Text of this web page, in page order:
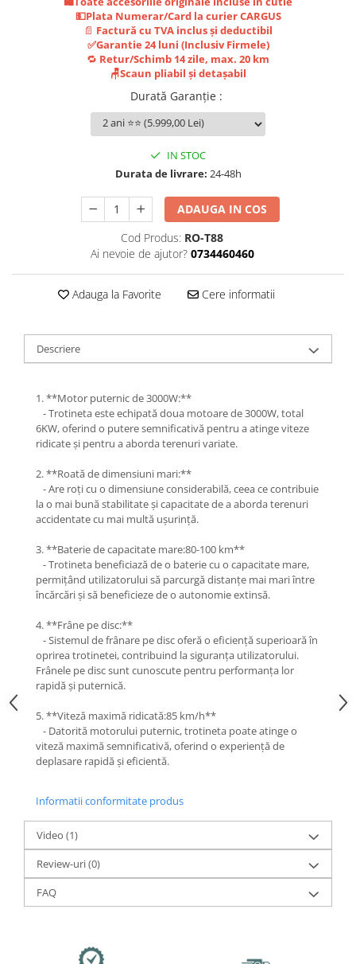
Valve & extensii
Acceleratoare & comenzi
Lumini / iluminare
Controlere & Conversoare DC/DC
Prize de încărcare
Cabluri pentru baterii
Localizatoare GPS
Mecanică
secundare
Pliere, pasadores & tije
Crickuri / suporturi parcare
Rulmenți
Transmisii & lanțuri
Claxoane / sonerii (timbres)
Frâne
Discuri de frana
Plăcuțe de frână
Cabluri de frână
Manete de frână
Consumabile & Unelte
Conectori
Organizatoare cabluri
Unelte & truse
Adezivi & pastă termoconductoare
Tuburi termocontractabile
Șuruburi / kituri prindere
Publicitate & elemente expo
💵Plata Numerar/Card la curier CARGUS
📄 Factură cu TVA inclus și deductibil
✅Garantie 24 luni (Inclusiv Firmele)
🔁 Retur/Schimb 14 zile, max. 20 km
🪑Scaun pliabil și detașabil
Durată Garanție :
IN STOC
Durata de livrare: 24-48h
ADAUGA IN COS
Cod Produs: RO-T88
Ai nevoie de ajutor? 0734460460
Adauga la Favorite Cere informatii
Descriere
1. **Motor puternic de 3000W:**
- Trotineta este echipată doua motoare de 3000W, total
6KW, oferind o putere semnificativă pentru a atinge viteze
ridicate și pentru a aborda terenuri variate.
2. **Roată de dimensiuni mari:**
- Are roți cu o dimensiune considerabilă, ceea ce contribuie
la o mai bună stabilitate și capacitate de a aborda terenuri
accidentate cu mai multă ușurință.
3. **Baterie de capacitate mare:80-100 km**
- Trotineta beneficiază de o baterie cu o capacitate mare,
permițând utilizatorului să parcurgă distanțe mai mari între
încărcări și să beneficieze de o autonomie extinsă.
4. **Frâne pe disc:**
- Sistemul de frânare pe disc oferă o eficiență superioară în
oprirea trotinetei, contribuind la siguranța utilizatorului.
Frânele pe disc sunt cunoscute pentru performanța lor
rapidă și puternică.
5. **Viteză maximă ridicată:85 km/h**
- Datorită motorului puternic, trotineta poate atinge o
viteză maximă semnificativă, oferind o experiență de
deplasare rapidă și eficientă.
Informatii conformitate produs
Video (1)
Review-uri(0)
FAQ